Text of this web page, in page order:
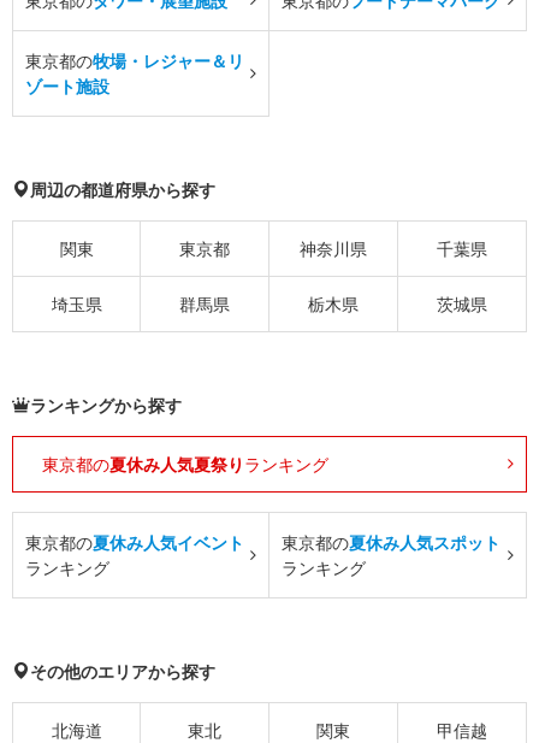
東京都の牧場・レジャー＆リ
ゾート施設
周辺の都道府県から探す
関東 東京都 神奈川県 千葉県
埼玉県 群馬県 栃木県 茨城県
ランキングから探す
東京都の夏休み人気夏祭り ランキング
東京都の夏休み人気イベント
ランキング
東京都の夏休み人気スポット
ランキング
その他のエリアから探す
北海道 東北 関東 甲信越